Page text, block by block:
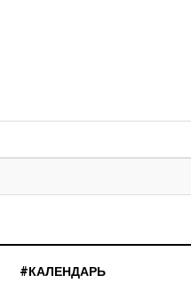
#КАЛЕНДАРЬ